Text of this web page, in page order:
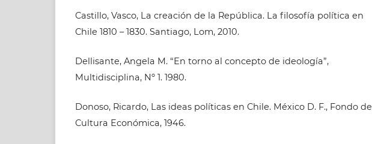
Castillo, Vasco, La creación de la República. La filosofía política en
Chile 1810 – 1830. Santiago, Lom, 2010.
Dellisante, Angela M. “En torno al concepto de ideología”,
Multidisciplina, Nº 1. 1980.
Donoso, Ricardo, Las ideas políticas en Chile. México D. F., Fondo de
Cultura Económica, 1946.